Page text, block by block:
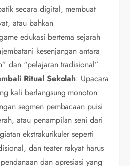
secara digital, membuat
atau bahkan
edukasi bertema sejarah
kesenjangan antara
dan “pelajaran tradisional”.
Ritual Sekolah: Upacara
kali berlangsung monoton
segmen pembacaan puisi
atau penampilan seni dari
ekstrakurikuler seperti
dan teater rakyat harus
dan apresiasi yang